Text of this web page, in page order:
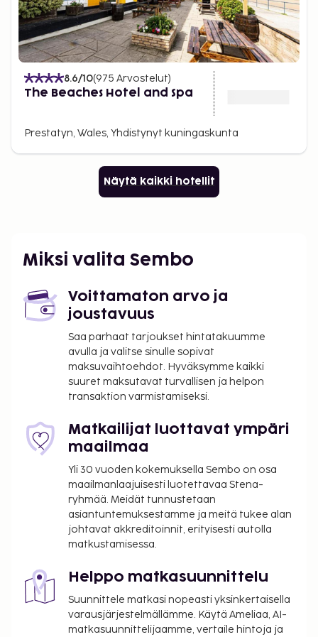
8.6/10(975 Arvostelut)
The Beaches Hotel and Spa
Prestatyn, Wales, Yhdistynyt kuningaskunta
Näytä kaikki hotellit
Miksi valita Sembo
Voittamaton arvo ja
joustavuus
Saa parhaat tarjoukset hintatakuumme
avulla ja valitse sinulle sopivat
maksuvaihtoehdot. Hyväksymme kaikki
suuret maksutavat turvallisen ja helpon
transaktion varmistamiseksi.
Matkailijat luottavat ympäri
maailmaa
Yli 30 vuoden kokemuksella Sembo on osa
maailmanlaajuisesti luotettavaa Stena-
ryhmää. Meidät tunnustetaan
asiantuntemuksestamme ja meitä tukee alan
johtavat akkreditoinnit, erityisesti autolla
matkustamisessa.
Helppo matkasuunnittelu
Suunnittele matkasi nopeasti yksinkertaisella
varausjärjestelmällämme. Käytä Ameliaa, AI-
matkasuunnittelijaamme, vertaile hintoja ja